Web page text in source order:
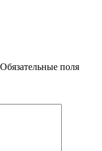
Обязательные поля